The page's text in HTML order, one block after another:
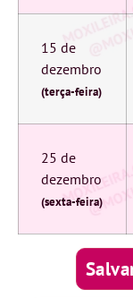
15 de
dezembro
(terça-feira)
25 de
dezembro
(sexta-feira)